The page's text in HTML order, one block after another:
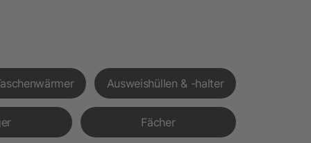
Ausweishüllen & -halter
Fächer